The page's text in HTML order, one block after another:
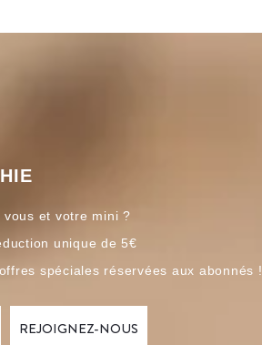
et votre mini ?
unique de 5€
spéciales réservées aux abonnés !